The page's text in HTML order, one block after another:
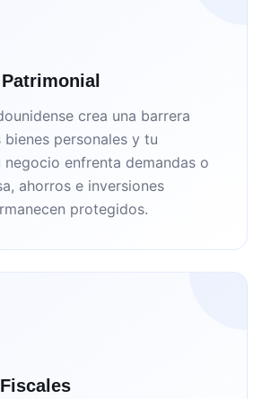
crea una barrera
personales y tu
negocio enfrenta demandas o
ahorros e inversiones
protegidos.